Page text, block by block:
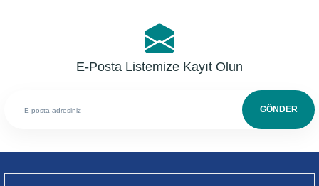
E-Posta Listemize Kayıt Olun
GÖNDER